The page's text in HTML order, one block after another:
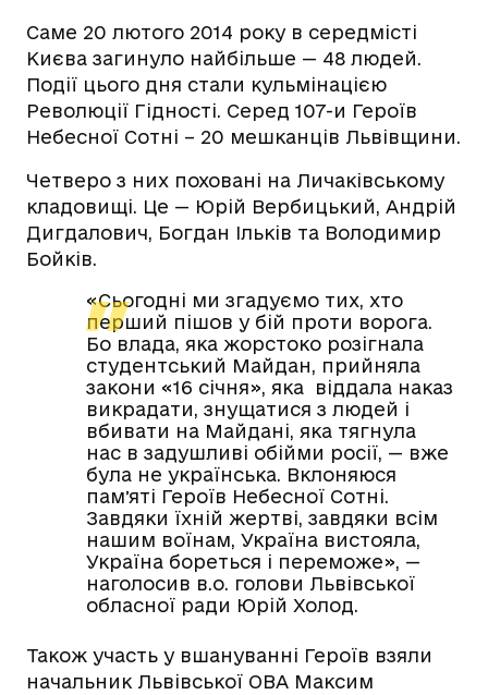
Саме 20 лютого 2014 року в середмісті
Києва загинуло найбільше — 48 людей.
Події цього дня стали кульмінацією
Революції Гідності. Серед 107-и Героїв
Небесної Сотні – 20 мешканців Львівщини.
Четверо з них поховані на Личаківському
кладовищі. Це — Юрій Вербицький, Андрій
Дигдалович, Богдан Ільків та Володимир
Бойків.
«Сьогодні ми згадуємо тих, хто
перший пішов у бій проти ворога.
Бо влада, яка жорстоко розігнала
студентський Майдан, прийняла
закони «16 січня», яка віддала наказ
викрадати, знущатися з людей і
вбивати на Майдані, яка тягнула
нас в задушливі обійми росії, — вже
була не українська. Вклоняюся
памʼяті Героїв Небесної Сотні.
Завдяки їхній жертві, завдяки всім
нашим воїнам, Україна вистояла,
Україна бореться і переможе», —
наголосив в.о. голови Львівської
обласної ради Юрій Холод.
Також участь у вшануванні Героїв взяли
начальник Львівської ОВА Максим